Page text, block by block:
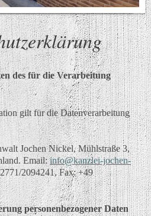
des für die Verarbeitung
gilt für die Datenverarbeitung
Jochen Nickel, Mühlstraße 3,
Email:info@kanzlei-jochen-
2094241, Fax: +49
personenbezogener Daten